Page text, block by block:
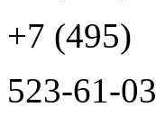
+7 (495)
523-61-03